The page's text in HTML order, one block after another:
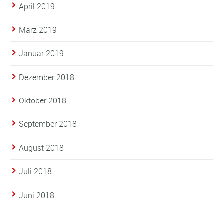
April 2019
März 2019
Januar 2019
Dezember 2018
Oktober 2018
September 2018
August 2018
Juli 2018
Juni 2018